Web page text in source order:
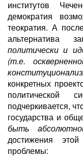
институтов
демократия
теократия. А
альтернатива
политически и
(т.е.
конкретных
политической
подчеркивается,
государства и
быть
достижения
проблемы: